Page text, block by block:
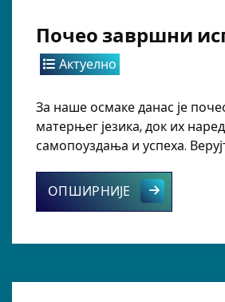
Почео завршни
Актуелно
За наше осмаке данас је
матерњег језика, док их
самопоуздања и успеха.
ОПШИРНИЈЕ Почео